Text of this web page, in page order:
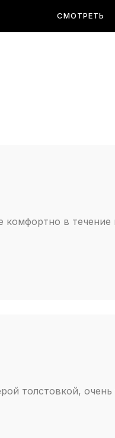
СМОТРЕТЬ
комфортно в течение
толстовкой,